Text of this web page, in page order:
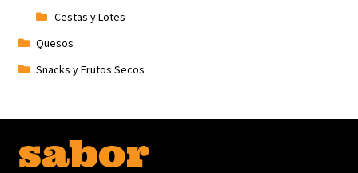
Cestas y Lotes
Quesos
Snacks y Frutos Secos